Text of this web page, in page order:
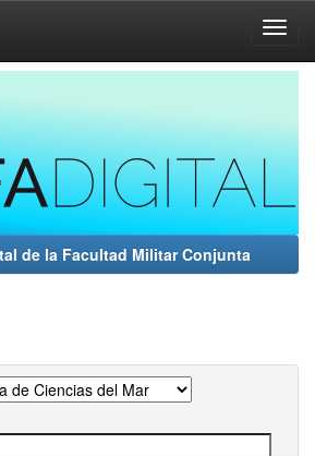
de la Facultad Militar Conjunta